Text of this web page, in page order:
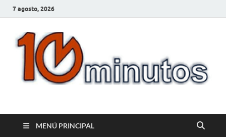
7 agosto, 2026
10minutos.com.uy
MENÚ PRINCIPAL